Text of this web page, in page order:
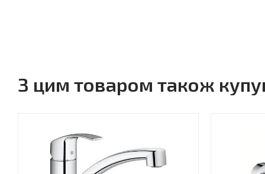
З цим товаром також